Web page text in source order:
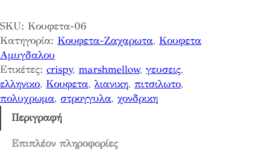
τ
α
Α
μ
υ
γ
α
SKU: Κουφετα-06
Κατηγορία: Κουφετα-Ζαχαρωτα, Κουφετα
Αμυγδαλου
Ετικέτες: crispy, marshmellow, γευσεις
ελληνικο, Κουφετα, λιανικη, πιτσιλωτο
πολυχρωμα, στρογγυλα, χονδρικη
Περιγραφή
Επιπλέον πληροφορίες